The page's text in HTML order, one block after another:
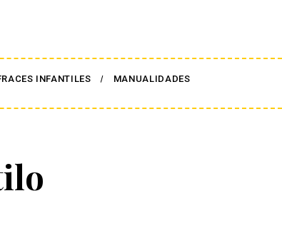
INFANTILES MANUALIDADES